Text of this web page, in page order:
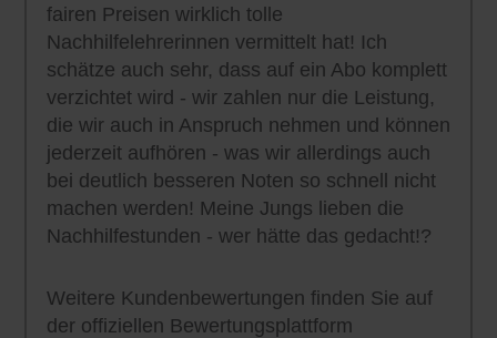
fairen Preisen wirklich tolle
Nachhilfelehrerinnen vermittelt hat! Ich
schätze auch sehr, dass auf ein Abo komplett
verzichtet wird - wir zahlen nur die Leistung,
die wir auch in Anspruch nehmen und können
jederzeit aufhören - was wir allerdings auch
bei deutlich besseren Noten so schnell nicht
machen werden! Meine Jungs lieben die
Nachhilfestunden - wer hätte das gedacht!?
Weitere Kundenbewertungen finden Sie auf
der offiziellen Bewertungsplattform